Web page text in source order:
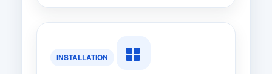
INSTALLATION